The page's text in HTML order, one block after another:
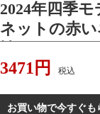
2024年四季
ネットの赤
ューズの男
3471 円 税込
お買い物で今すぐも